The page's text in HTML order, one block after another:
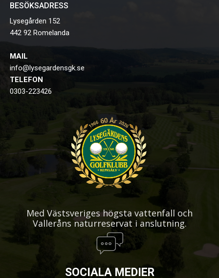
BESÖKSADRESS
Lysegården 152
442 92 Romelanda
MAIL
info@lysegardensgk.se
TELEFON
0303-223426
Med Västsveriges högsta vattenfall och
Valleråns naturreservat i anslutning.
SOCIALA MEDIER